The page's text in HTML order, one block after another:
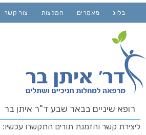
בלוג מאמרים המלצות צור קשר
רופא שיניים בבאר שבע ד"ר איתן בר
ליצירת קשר והזמנת תורים התקשרו עכשיו: